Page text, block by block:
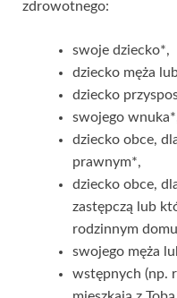
zdrowotnego:
swoje dziecko*,
dziecko męża
dziecko
swojego
dziecko obce,
prawnym*,
dziecko obce,
zastępczą lub
rodzinnym
swojego męża
wstępnych (np.